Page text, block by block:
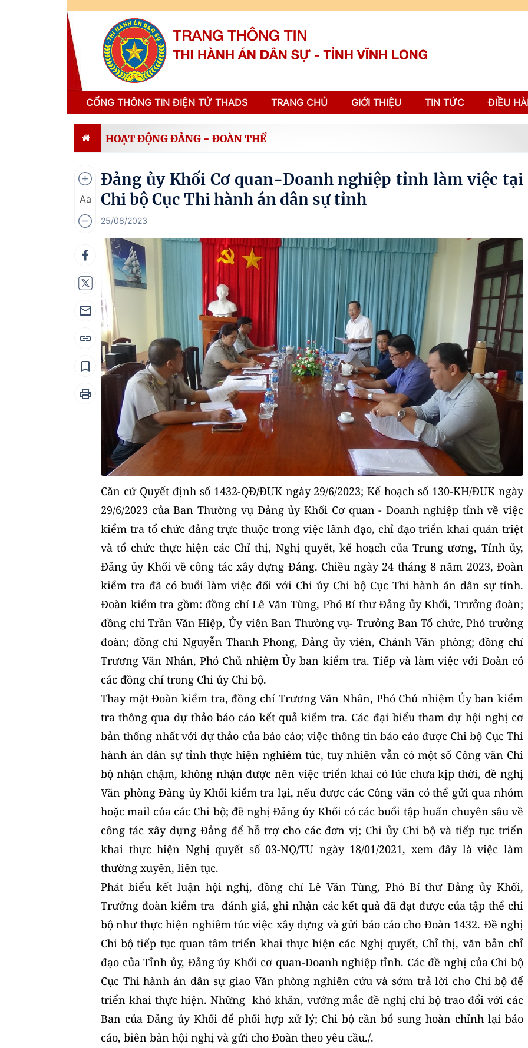
CỔNG THÔNG TIN ĐIỆN TỬ THADS TRANG CHỦ GIỚI THIỆU TIN TỨC ĐIỀU
HOẠT ĐỘNG ĐẢNG - ĐOÀN THỂ
Aa
Đảng ủy Khối Cơ quan-Doanh nghiệp tỉnh làm việc tại
Chi bộ Cục Thi hành án dân sự tỉnh
25/08/2023
Căn cứ Quyết định số 1432-QĐ/ĐUK ngày 29/6/2023; Kế hoạch số 130-KH/ĐUK ngày
29/6/2023 của Ban Thường vụ Đảng ủy Khối Cơ quan - Doanh nghiệp tỉnh về việc
kiểm tra tổ chức đảng trực thuộc trong việc lãnh đạo, chỉ đạo triển khai quán triệt
và tổ chức thực hiện các Chỉ thị, Nghị quyết, kế hoạch của Trung ương, Tỉnh ủy,
Đảng ủy Khối về công tác xây dựng Đảng. Chiều ngày 24 tháng 8 năm 2023, Đoàn
kiểm tra đã có buổi làm việc đối với Chi ủy Chi bộ Cục Thi hành án dân sự tỉnh.
Đoàn kiểm tra gồm: đồng chí Lê Văn Tùng, Phó Bí thư Đảng ủy Khối, Trưởng đoàn;
đồng chí Trần Văn Hiệp, Ủy viên Ban Thường vụ- Trưởng Ban Tổ chức, Phó trưởng
đoàn; đồng chí Nguyễn Thanh Phong, Đảng ủy viên, Chánh Văn phòng; đồng chí
Trương Văn Nhân, Phó Chủ nhiệm Ủy ban kiểm tra. Tiếp và làm việc với Đoàn có
các đồng chí trong Chi ủy Chi bộ.
Thay mặt Đoàn kiểm tra, đồng chí Trương Văn Nhân, Phó Chủ nhiệm Ủy ban kiểm
tra thông qua dự thảo báo cáo kết quả kiểm tra. Các đại biểu tham dự hội nghị cơ
bản thống nhất với dự thảo của báo cáo; việc thông tin báo cáo được Chi bộ Cục Thi
hành án dân sự tỉnh thực hiện nghiêm túc, tuy nhiên vẫn có một số Công văn Chi
bộ nhận chậm, không nhận được nên việc triển khai có lúc chưa kịp thời, đề nghị
Văn phòng Đảng ủy Khối kiểm tra lại, nếu được các Công văn có thể gửi qua nhóm
hoặc mail của các Chi bộ; đề nghị Đảng ủy Khối có các buổi tập huấn chuyên sâu về
công tác xây dựng Đảng để hỗ trợ cho các đơn vị; Chi ủy Chi bộ và tiếp tục triển
khai thực hiện Nghị quyết số 03-NQ/TU ngày 18/01/2021, xem đây là việc làm
thường xuyên, liên tục.
Phát biểu kết luận hội nghị, đồng chí Lê Văn Tùng, Phó Bí thư Đảng ủy Khối,
Trưởng đoàn kiểm tra đánh giá, ghi nhận các kết quả đã đạt được của tập thể chi
bộ như thực hiện nghiêm túc việc xây dựng và gửi báo cáo cho Đoàn 1432. Đề nghị
Chi bộ tiếp tục quan tâm triển khai thực hiện các Nghị quyết, Chỉ thị, văn bản chỉ
đạo của Tỉnh ủy, Đảng úy Khối cơ quan-Doanh nghiệp tỉnh. Các đề nghị của Chi bộ
Cục Thi hành án dân sự giao Văn phòng nghiên cứu và sớm trả lời cho Chi bộ để
triển khai thực hiện. Những khó khăn, vướng mắc đề nghị chi bộ trao đổi với các
Ban của Đảng ủy Khối để phối hợp xử lý; Chi bộ cần bổ sung hoàn chỉnh lại báo
cáo, biên bản hội nghị và gửi cho Đoàn theo yêu cầu./.